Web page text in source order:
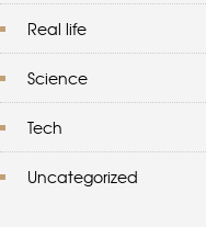
Real life
Science
Tech
Uncategorized